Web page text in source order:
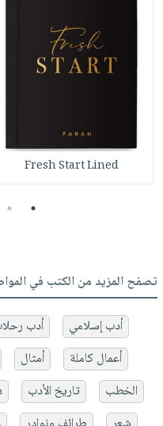
Fresh Start Lined
1
2
تصفح المزيد من الكتب في
أدب إسلامي أدب
أعمال كاملة
أمثال
الخطب
تاريخ الأدب